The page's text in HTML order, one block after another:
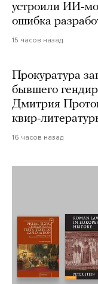
устроили ИИ-
ошибка
15 часов назад
Прокуратура
бывшего
Дмитрия
квир-
16 часов назад